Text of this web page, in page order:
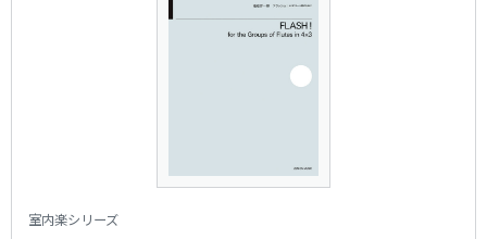
室内楽シリーズ